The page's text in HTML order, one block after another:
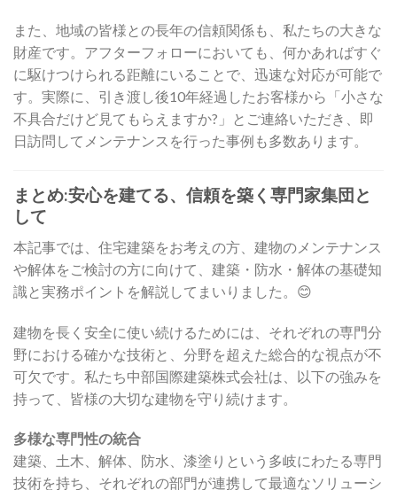
また、地域の皆様との長年の信頼関係も、私たちの大きな
財産です。アフターフォローにおいても、何かあればすぐ
に駆けつけられる距離にいることで、迅速な対応が可能で
す。実際に、引き渡し後10年経過したお客様から「小さな
不具合だけど見てもらえますか?」とご連絡いただき、即
日訪問してメンテナンスを行った事例も多数あります。
まとめ:安心を建てる、信頼を築く専門家集団と
して
本記事では、住宅建築をお考えの方、建物のメンテナンス
や解体をご検討の方に向けて、建築・防水・解体の基礎知
識と実務ポイントを解説してまいりました。😊
建物を長く安全に使い続けるためには、それぞれの専門分
野における確かな技術と、分野を超えた総合的な視点が不
可欠です。私たち中部国際建築株式会社は、以下の強みを
持って、皆様の大切な建物を守り続けます。
多様な専門性の統合
建築、土木、解体、防水、漆塗りという多岐にわたる専門
技術を持ち、それぞれの部門が連携して最適なソリューシ